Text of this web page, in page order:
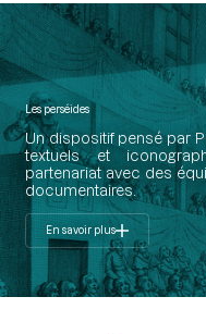
Les perséides
Un dispositif pensé par
textuels et
partenariat avec des
documentaires.
En savoir plus